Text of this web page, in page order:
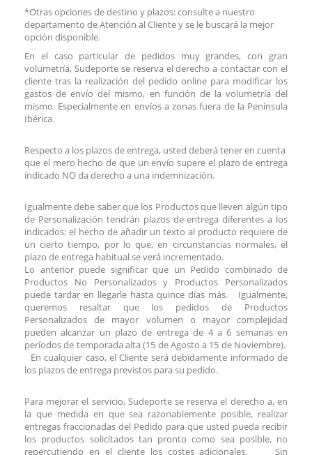
*Otras opciones de destino y plazos: consulte a nuestro
departamento de Atención al Cliente y se le buscará la mejor
opción disponible.
En el caso particular de pedidos muy grandes, con gran
volumetría, Sudeporte se reserva el derecho a contactar con el
cliente tras la realización del pedido online para modificar los
gastos de envío del mismo, en función de la volumetría del
mismo. Especialmente en envíos a zonas fuera de la Península
Ibérica.
Respecto a los plazos de entrega, usted deberá tener en cuenta
que el mero hecho de que un envío supere el plazo de entrega
indicado NO da derecho a una indemnización.
Igualmente debe saber que los Productos que lleven algún tipo
de Personalización tendrán plazos de entrega diferentes a los
indicados: el hecho de añadir un texto al producto requiere de
un cierto tiempo, por lo que, en circunstancias normales, el
plazo de entrega habitual se verá incrementado.
Lo anterior puede significar que un Pedido combinado de
Productos No Personalizados y Productos Personalizados
puede tardar en llegarle hasta quince días más. Igualmente,
queremos resaltar que los pedidos de Productos
Personalizados de mayor volumen o mayor complejidad
pueden alcanzar un plazo de entrega de 4 a 6 semanas en
períodos de temporada alta (15 de Agosto a 15 de Noviembre).
En cualquier caso, el Cliente será debidamente informado de
los plazos de entrega previstos para su pedido.
Para mejorar el servicio, Sudeporte se reserva el derecho a, en
la que medida en que sea razonablemente posible, realizar
entregas fraccionadas del Pedido para que usted pueda recibir
los productos solicitados tan pronto como sea posible, no
repercutiendo en el cliente los costes adicionales. Sin